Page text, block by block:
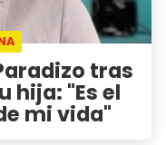
tras
hija: "Es el
mi vida"